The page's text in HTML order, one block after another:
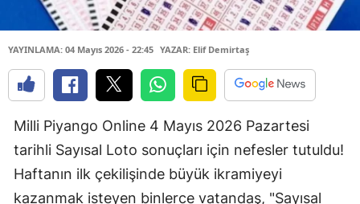
YAYINLAMA: 04 Mayıs 2026 - 22:45 YAZAR: Elif Demirtaş
Milli Piyango Online 4 Mayıs 2026 Pazartesi
tarihli Sayısal Loto sonuçları için nefesler tutuldu!
Haftanın ilk çekilişinde büyük ikramiyeyi
kazanmak isteyen binlerce vatandaş, "Sayısal